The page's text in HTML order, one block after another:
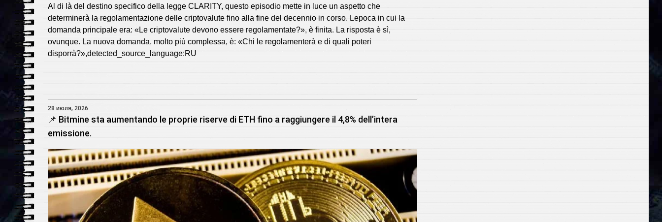
Al di là del destino specifico della legge CLARITY, questo episodio mette in luce un aspetto che
determinerà la regolamentazione delle criptovalute fino alla fine del decennio in corso. Lepoca in cui la
domanda principale era: «Le criptovalute devono essere regolamentate?», è finita. La risposta è sì,
ovunque. La nuova domanda, molto più complessa, è: «Chi le regolamenterà e di quali poteri
disporrà?»,detected_source_language:RU
28 июля, 2026
📌 Bitmine sta aumentando le proprie riserve di ETH fino a raggiungere il 4,8% dell’intera
emissione.